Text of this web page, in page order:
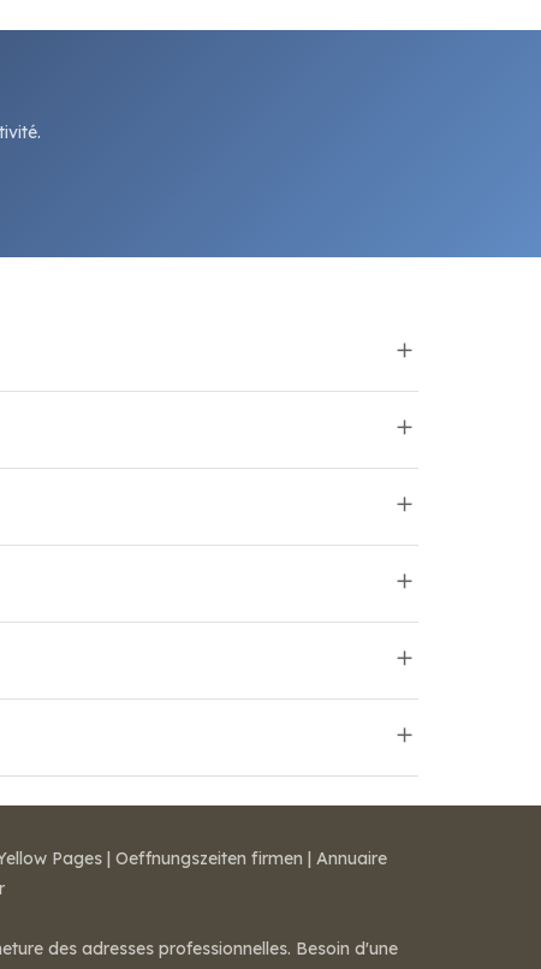
Pages | Oeffnungszeiten firmen | Annuaire
des adresses professionnelles. Besoin d'une